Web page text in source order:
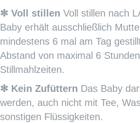
✼ Voll stillen Voll stillen nach
Baby erhält ausschließlich
mindestens 6 mal am Tag
Abstand von maximal 6
Stillmahlzeiten.
✼ Kein Zufüttern Das Baby
werden, auch nicht mit Tee,
sonstigen Flüssigkeiten.